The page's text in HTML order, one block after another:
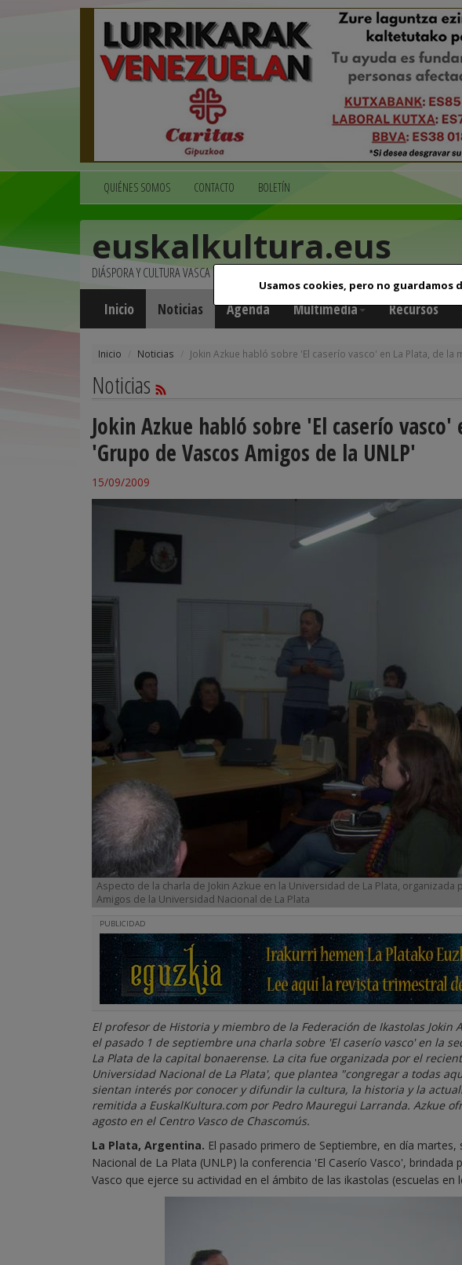
Usamos cookies, pero no guardamos
QUIÉNES SOMOS CONTACTO BOLETÍN
euskalkultura.eus
DIÁSPORA Y CULTURA VASCA
Inicio Noticias Agenda Multimedia Recursos
Inicio Noticias Jokin Azkue habló sobre 'El caserío vasco' en La Plata, de
Noticias
Jokin Azkue habló sobre 'El caserío
'Grupo de Vascos Amigos de la UNLP'
15/09/2009
Aspecto de la charla de Jokin Azkue en la Universidad de La Plata,
Amigos de la Universidad Nacional de La Plata
PUBLICIDAD
El profesor de Historia y miembro de la Federación de Ikastolas
el pasado 1 de septiembre una charla sobre 'El caserío vasco' en la
La Plata de la capital bonaerense. La cita fue organizada por el
Universidad Nacional de La Plata', que plantea "congregar a todas
sientan interés por conocer y difundir la cultura, la historia y la
remitida a EuskalKultura.com por Pedro Mauregui Larranda. Azkue
agosto en el Centro Vasco de Chascomús.
La Plata, Argentina. El pasado primero de Septiembre, en día
Nacional de La Plata (UNLP) la conferencia 'El Caserío Vasco',
Vasco que ejerce su actividad en el ámbito de las ikastolas (escuelas en